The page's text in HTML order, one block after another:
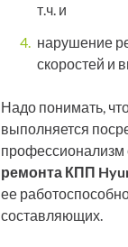
т.ч. и
нарушение
скоростей и
Надо понимать,
выполняется
профессионализм
ремонта КПП
ее
составляющих.